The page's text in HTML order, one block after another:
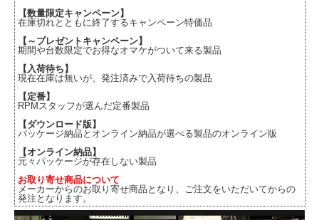
【数量限定キャンペーン】
在庫切れとともに終了するキャンペーン特価品
【～プレゼントキャンペーン】
期間や台数限定でお得なオマケがついて来る製品
【入荷待ち】
現在在庫は無いが、発注済みで入荷待ちの製品
【定番】
RPMスタッフが選んだ定番製品
【ダウンロード版】
パッケージ納品とオンライン納品が選べる製品のオンライン版
【オンライン納品】
元々パッケージが存在しない製品
お取り寄せ商品について
メーカーからのお取り寄せ商品となり、ご注文をいただいてからの
発注となります。